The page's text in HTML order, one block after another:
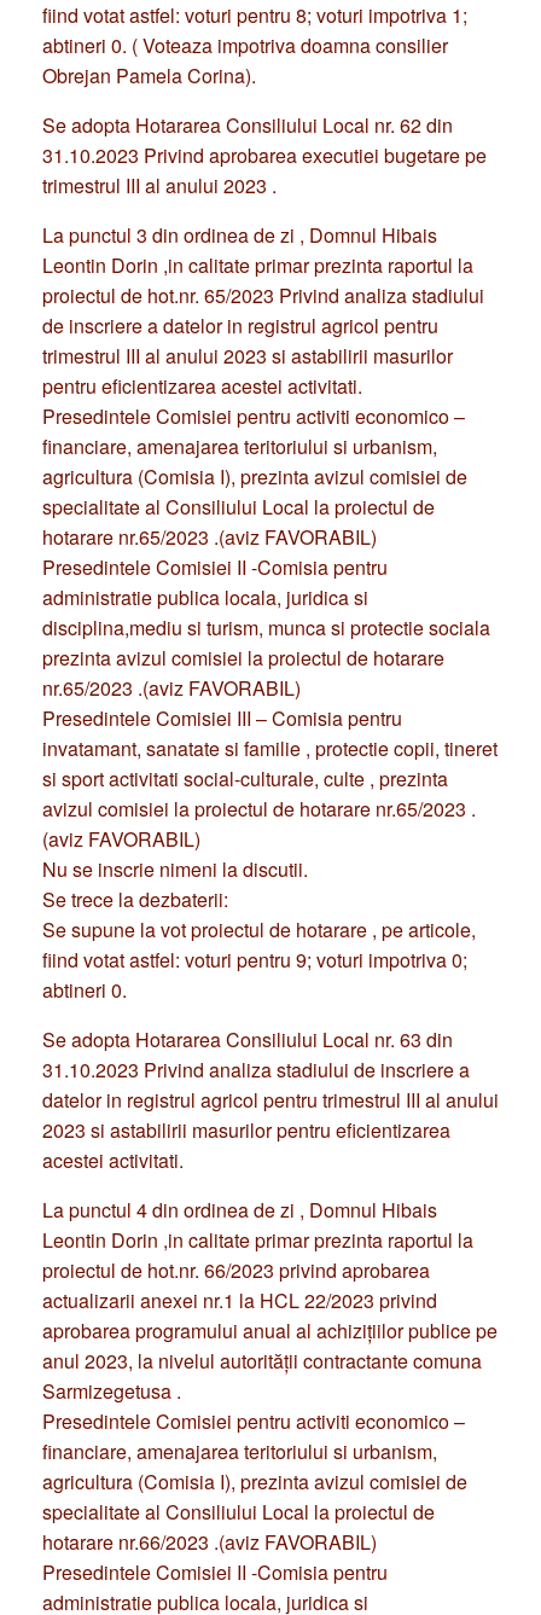
fiind votat astfel: voturi pentru 8; voturi impotriva 1;
abtineri 0. ( Voteaza impotriva doamna consilier
Obrejan Pamela Corina).
Se adopta Hotararea Consiliului Local nr. 62 din
31.10.2023 Privind aprobarea executiei bugetare pe
trimestrul III al anului 2023 .
La punctul 3 din ordinea de zi , Domnul Hibais
Leontin Dorin ,in calitate primar prezinta raportul la
proiectul de hot.nr. 65/2023 Privind analiza stadiului
de inscriere a datelor in registrul agricol pentru
trimestrul III al anului 2023 si astabilirii masurilor
pentru eficientizarea acestei activitati.
Presedintele Comisiei pentru activiti economico –
financiare, amenajarea teritoriului si urbanism,
agricultura (Comisia I), prezinta avizul comisiei de
specialitate al Consiliului Local la proiectul de
hotarare nr.65/2023 .(aviz FAVORABIL)
Presedintele Comisiei II -Comisia pentru
administratie publica locala, juridica si
disciplina,mediu si turism, munca si protectie sociala
prezinta avizul comisiei la proiectul de hotarare
nr.65/2023 .(aviz FAVORABIL)
Presedintele Comisiei III – Comisia pentru
invatamant, sanatate si familie , protectie copii, tineret
si sport activitati social-culturale, culte , prezinta
avizul comisiei la proiectul de hotarare nr.65/2023 .
(aviz FAVORABIL)
Nu se inscrie nimeni la discutii.
Se trece la dezbaterii:
Se supune la vot proiectul de hotarare , pe articole,
fiind votat astfel: voturi pentru 9; voturi impotriva 0;
abtineri 0.
Se adopta Hotararea Consiliului Local nr. 63 din
31.10.2023 Privind analiza stadiului de inscriere a
datelor in registrul agricol pentru trimestrul III al anului
2023 si astabilirii masurilor pentru eficientizarea
acestei activitati.
La punctul 4 din ordinea de zi , Domnul Hibais
Leontin Dorin ,in calitate primar prezinta raportul la
proiectul de hot.nr. 66/2023 privind aprobarea
actualizarii anexei nr.1 la HCL 22/2023 privind
aprobarea programului anual al achiziţiilor publice pe
anul 2023, la nivelul autorităţii contractante comuna
Sarmizegetusa .
Presedintele Comisiei pentru activiti economico –
financiare, amenajarea teritoriului si urbanism,
agricultura (Comisia I), prezinta avizul comisiei de
specialitate al Consiliului Local la proiectul de
hotarare nr.66/2023 .(aviz FAVORABIL)
Presedintele Comisiei II -Comisia pentru
administratie publica locala, juridica si